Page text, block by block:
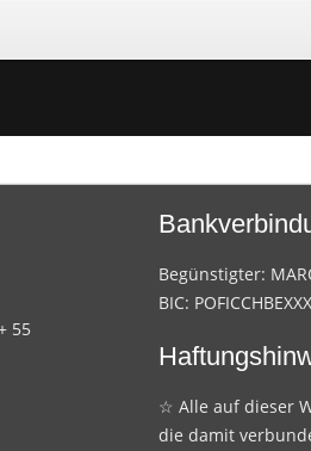
55
Begünstigter:
BIC: POFICCHBEXXX
☆ Alle auf dieser
die damit